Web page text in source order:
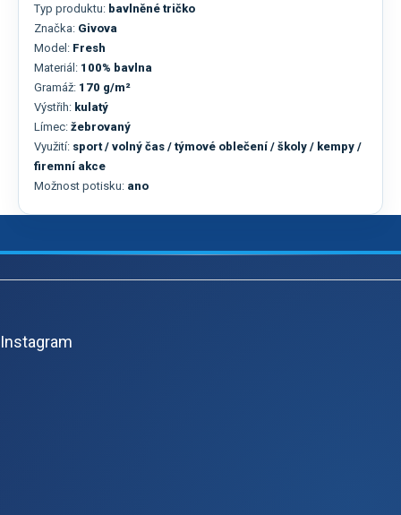
Typ produktu: bavlněné tričko
Značka: Givova
Model: Fresh
Materiál: 100% bavlna
Gramáž: 170 g/m²
Výstřih: kulatý
Límec: žebrovaný
Využití: sport / volný čas / týmové oblečení / školy / kempy /
firemní akce
Možnost potisku: ano
Z
Instagram